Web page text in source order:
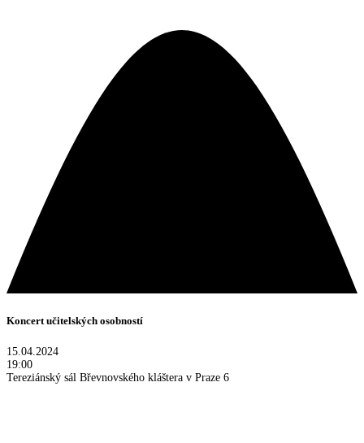
Koncert učitelských osobností
15.04.2024
19:00
Tereziánský sál Břevnovského kláštera v Praze 6